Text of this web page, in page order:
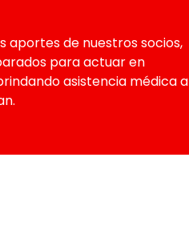
aportes de nuestros socios,
para actuar en
asistencia médica a